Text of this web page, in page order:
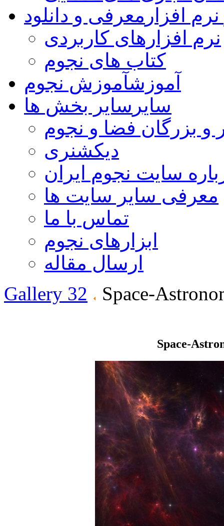
افزار معرفی و دانلود
نرم افزارهای کاربردی
کتاب های نجوم
آموزشآموزش نجوم
سایر سایر بخش ها
و بزرگان فضا و نجوم
دیکشنری
سایت نجوم ایران
معرفی سایر سایت ها
تماس با ما
ابزارهای نجوم
ارسال مقاله
Gallery 32
Space-
Space-